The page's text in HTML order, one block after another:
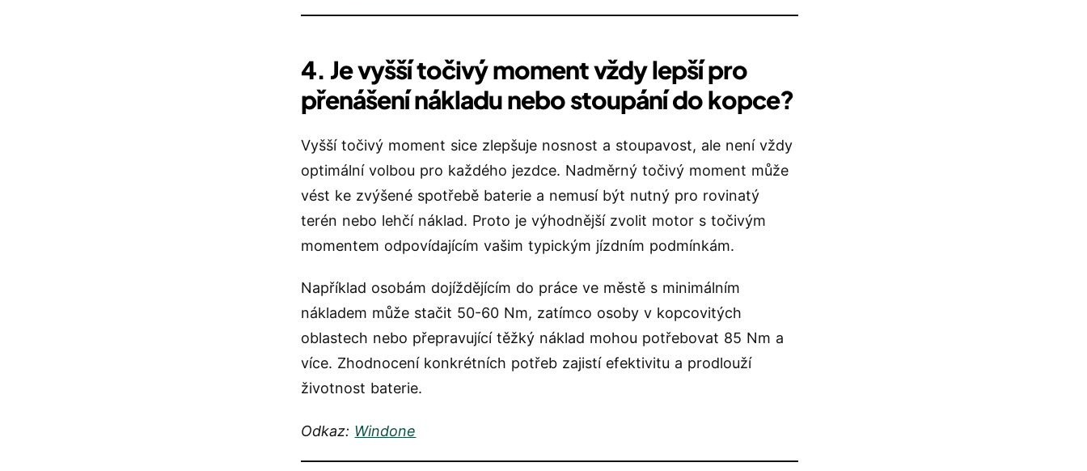
4. Je vyšší točivý moment vždy lepší pro
přenášení nákladu nebo stoupání do kopce?
Vyšší točivý moment sice zlepšuje nosnost a stoupavost, ale není vždy
optimální volbou pro každého jezdce. Nadměrný točivý moment může
vést ke zvýšené spotřebě baterie a nemusí být nutný pro rovinatý
terén nebo lehčí náklad. Proto je výhodnější zvolit motor s točivým
momentem odpovídajícím vašim typickým jízdním podmínkám.
Například osobám dojíždějícím do práce ve městě s minimálním
nákladem může stačit 50-60 Nm, zatímco osoby v kopcovitých
oblastech nebo přepravující těžký náklad mohou potřebovat 85 Nm a
více. Zhodnocení konkrétních potřeb zajistí efektivitu a prodlouží
životnost baterie.
Odkaz: Windone